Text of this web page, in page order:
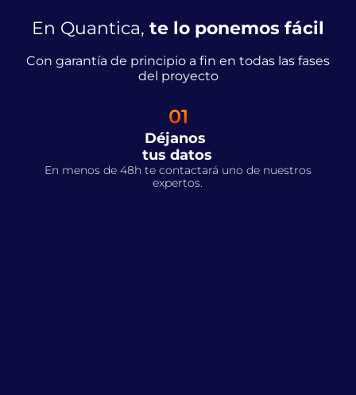
En Quantica, te lo ponemos fácil
Con garantía de principio a fin en todas las fases
del proyecto
01
Déjanos
tus datos
En menos de 48h te contactará uno de nuestros
expertos.